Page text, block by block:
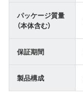
パッケージ質量
（本体含む）
保証期間
製品構成